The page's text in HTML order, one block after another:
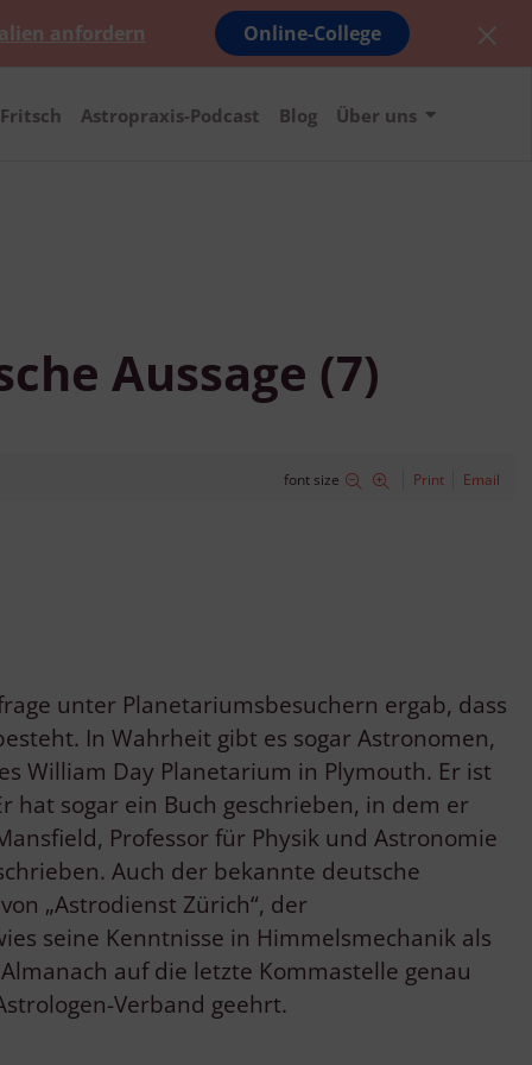
anfordern Online-College
Astropraxis-Podcast Blog Über uns
Aussage (7)
font size Print Email
unter Planetariumsbesuchern ergab, dass
In Wahrheit gibt es sogar Astronomen,
William Day Planetarium in Plymouth. Er ist
hat sogar ein Buch geschrieben, in dem er
Professor für Physik und Astronomie
Auch der bekannte deutsche
„Astrodienst Zürich“, der
seine Kenntnisse in Himmelsmechanik als
auf die letzte Kommastelle genau
Verband geehrt.